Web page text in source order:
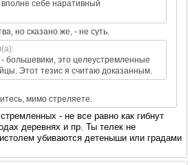
себе наративный
но сказано же, - не суть.
- большевики, это целеустремленные
Этот тезис я считаю доказанным.
мимо стреляете.
- не все равно как гибнут
деревнях и пр. Ты телек не
убиваются детеныши или градами